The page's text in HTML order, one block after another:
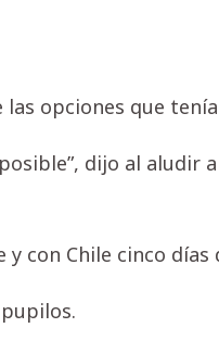
las opciones que
dijo al aludir
con Chile cinco días